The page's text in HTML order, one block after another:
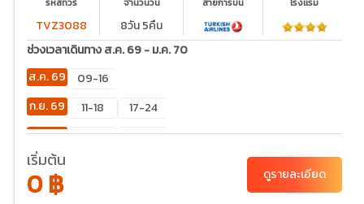
รหัสทัวร์
TVZ3088
จำนวนวัน
8วัน 5คืน
สายการบิน โรงเเรม
ช่วงเวลาเดินทาง ส.ค. 69 - ม.ค. 70
ส.ค. 69
09-16
ก.ย. 69
11-18
17-24
ต.ค. 69
01-08
16-23
ธ.ค. 69
เริ่มต้น
0 ฿ ดูรายละเอียด